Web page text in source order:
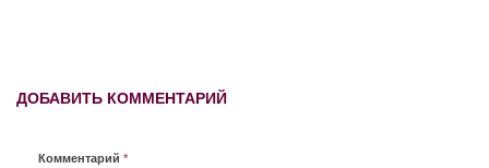
ДОБАВИТЬ КОММЕНТАРИЙ
Комментарий *